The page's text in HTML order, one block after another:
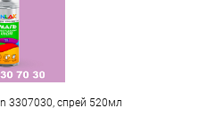
3307030, спрей 520мл